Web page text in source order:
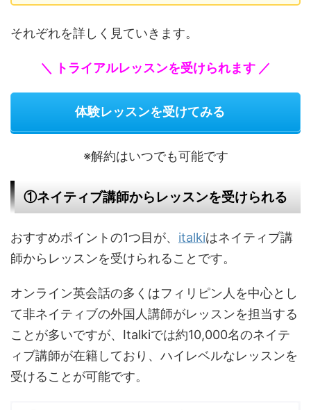
それぞれを詳しく見ていきます。
＼ トライアルレッスンを受けられます ／
体験レッスンを受けてみる
※解約はいつでも可能です
①ネイティブ講師からレッスンを受けられる
おすすめポイントの1つ目が、 italkiはネイティブ講
師からレッスンを受けられることです。
オンライン英会話の多くはフィリピン人を中心とし
て非ネイティブの外国人講師がレッスンを担当する
ことが多いですが、Italkiでは約10,000名のネイテ
ィブ講師が在籍しており、ハイレベルなレッスンを
受けることが可能です。